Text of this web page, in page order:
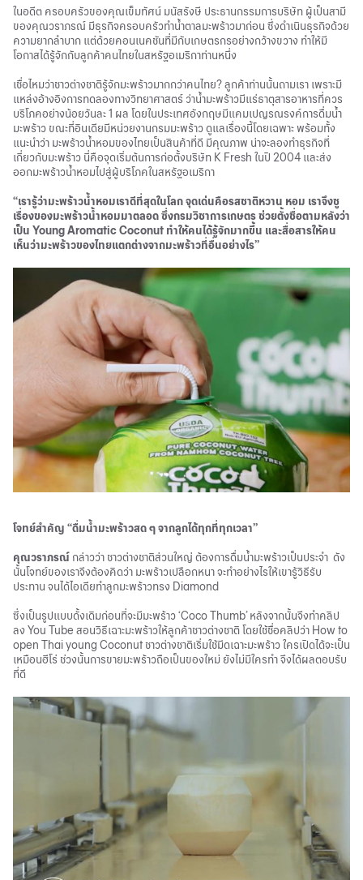
ในอดีต ครอบครัวของคุณเข็มทัศน์ มนัสรังษี ประธานกรรมการบริษัท ผู้เป็นสามี
ของคุณวราภรณ์ มีธุรกิจครอบครัวทำน้ำตาลมะพร้าวมาก่อน ซึ่งดำเนินธุรกิจด้วย
ความยากลำบาก แต่ด้วยคอนเนคชันที่มีกับเกษตรกรอย่างกว้างขวาง ทำให้มี
โอกาสได้รู้จักกับลูกค้าคนไทยในสหรัฐอเมริกาท่านหนึ่ง
เชื่อไหมว่าชาวต่างชาติรู้จักมะพร้าวมากกว่าคนไทย? ลูกค้าท่านนั้นถามเรา เพราะมี
แหล่งอ้างอิงการทดลองทางวิทยาศาสตร์ ว่าน้ำมะพร้าวมีแร่ธาตุสารอาหารที่ควร
บริโภคอย่างน้อยวันละ 1 ผล โดยในประเทศอังกฤษมีแคมเปญรณรงค์การดื่มน้ำ
มะพร้าว ขณะที่อินเดียมีหน่วยงานกรมมะพร้าว ดูแลเรื่องนี้โดยเฉพาะ พร้อมทั้ง
แนะนำว่า มะพร้าวน้ำหอมของไทยเป็นสินค้าที่ดี มีคุณภาพ น่าจะลองทำธุรกิจที่
เกี่ยวกับมะพร้าว นี่คือจุดเริ่มต้นการก่อตั้งบริษัท K Fresh ในปี 2004 และส่ง
ออกมะพร้าวน้ำหอมไปสู่ผู้บริโภคในสหรัฐอเมริกา
“เรารู้ว่ามะพร้าวน้ำหอมเราดีที่สุดในโลก จุดเด่นคือรสชาติหวาน หอม เราจึงชู
เรื่องของมะพร้าวน้ำหอมมาตลอด ซึ่งกรมวิชาการเกษตร ช่วยตั้งชื่อตามหลังว่า
เป็น Young Aromatic Coconut ทำให้คนได้รู้จักมากขึ้น และสื่อสารให้คน
เห็นว่ามะพร้าวของไทยแตกต่างจากมะพร้าวที่อื่นอย่างไร”
โจทย์สำคัญ “ดื่มน้ำมะพร้าวสด ๆ จากลูกได้ทุกที่ทุกเวลา”
คุณวราภรณ์ กล่าวว่า ชาวต่างชาติส่วนใหญ่ ต้องการดื่มน้ำมะพร้าวเป็นประจำ ดัง
นั้นโจทย์ของเราจึงต้องคิดว่า มะพร้าวเปลือกหนา จะทำอย่างไรให้เขารู้วิธีรับ
ประทาน จนได้ไอเดียทำลูกมะพร้าวทรง Diamond
ซึ่งเป็นรูปแบบดั้งเดิมก่อนที่จะมีมะพร้าว ‘Coco Thumb’ หลังจากนั้นจึงทำคลิป
ลง You Tube สอนวิธีเฉาะมะพร้าวให้ลูกค้าชาวต่างชาติ โดยใช้ชื่อคลิปว่า How to
open Thai young Coconut ชาวต่างชาติเริ่มใช้มีดเฉาะมะพร้าว ใครเปิดได้จะเป็น
เหมือนฮีโร่ ช่วงนั้นการขายมะพร้าวถือเป็นของใหม่ ยังไม่มีใครทำ จึงได้ผลตอบรับ
ที่ดี